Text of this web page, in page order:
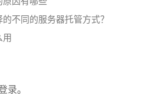
不同的服务器托管方式？
用
录。